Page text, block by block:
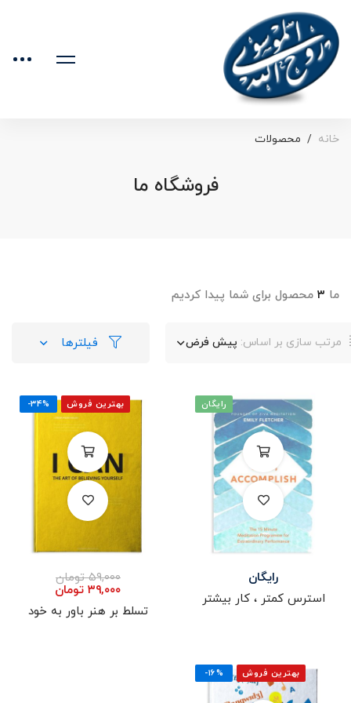
خانه محصولات
فروشگاه ما
ما ۳ محصول برای شما پیدا کردیم
مرتب سازی بر اساس: پیش فرض فیلترها
رایگان
رایگان
استرس کمتر ، کار بیشتر
بهترین فروش -۳۴%
۵۹,۰۰۰ تومان
۳۹,۰۰۰ تومان
تسلط بر هنر باور به خود
بهترین فروش -۱۶%